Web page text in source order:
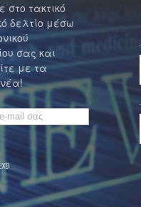
στο τακτικό
δελτίο μέσω
σας και
με τα